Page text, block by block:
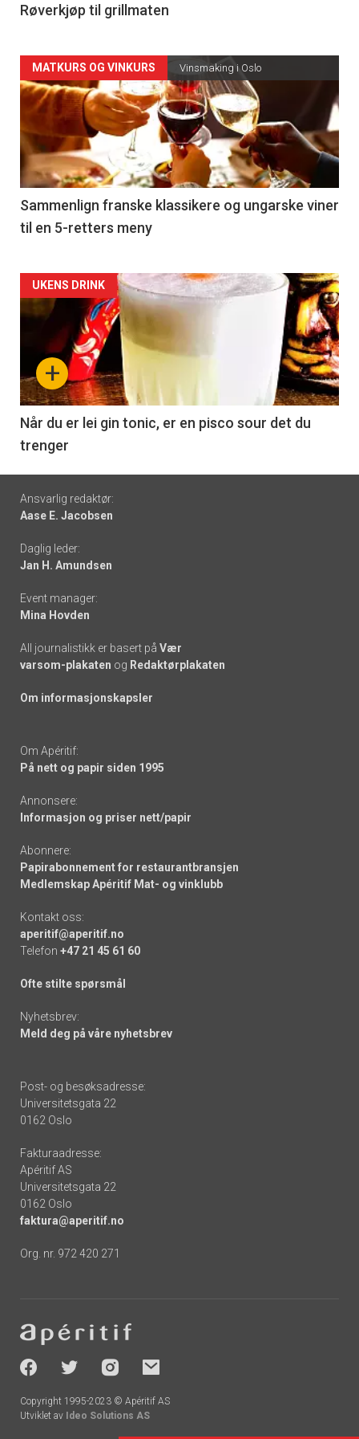
4
Røverkjøp til grillmaten
Forsiden
akkurat
nå
-
5
MATKURS OG VINKURS Vinsmaking i Oslo
Sammenlign franske klassikere og ungarske viner
til en 5-retters meny
Forsiden
akkurat
nå
-
6
+
UKENS DRINK
Når du er lei gin tonic, er en pisco sour det du
trenger
Footer
-
links
Ansvarlig redaktør:
Aase E. Jacobsen
Daglig leder:
Jan H. Amundsen
Event manager:
Mina Hovden
All journalistikk er basert på Vær
varsom-plakaten og Redaktørplakaten
Om informasjonskapsler
Om Apéritif:
På nett og papir siden 1995
Annonsere:
Informasjon og priser nett/papir
Abonnere:
Papirabonnement for restaurantbransjen
Medlemskap Apéritif Mat- og vinklubb
Kontakt oss:
aperitif@aperitif.no
Telefon +47 21 45 61 60
Ofte stilte spørsmål
Nyhetsbrev:
Meld deg på våre nyhetsbrev
Post- og besøksadresse:
Universitetsgata 22
0162 Oslo
Fakturaadresse:
Apéritif AS
Universitetsgata 22
0162 Oslo
faktura@aperitif.no
Org. nr. 972 420 271
-
socials
Copyright 1995-2023 © Apéritif AS
Utviklet av Ideo Solutions AS